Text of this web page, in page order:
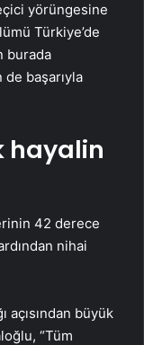
yörüngesine
Türkiye’de
burada
de başarıyla
hayalin
42 derece
nihai
açısından büyük
“Tüm